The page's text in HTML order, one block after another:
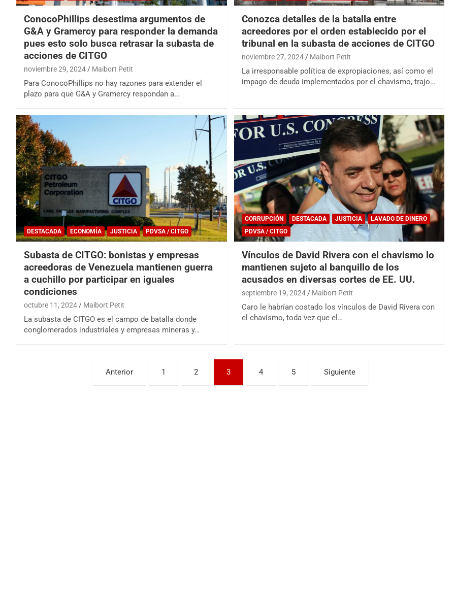
ConocoPhillips desestima argumentos de
G&A y Gramercy para responder la demanda
pues esto solo busca retrasar la subasta de
acciones de CITGO
noviembre 29, 2024 Maibort Petit
Para ConocoPhillips no hay razones para extender el
plazo para que G&A y Gramercy respondan a…
Conozca detalles de la batalla entre
acreedores por el orden establecido por el
tribunal en la subasta de acciones de CITGO
noviembre 27, 2024 Maibort Petit
La irresponsable política de expropiaciones, así como el
impago de deuda implementados por el chavismo, trajo…
DESTACADA ECONOMÍA JUSTICIA PDVSA / CITGO
Subasta de CITGO: bonistas y empresas
acreedoras de Venezuela mantienen guerra
a cuchillo por participar en iguales
condiciones
octubre 11, 2024 Maibort Petit
La subasta de CITGO es el campo de batalla donde
conglomerados industriales y empresas mineras y…
CORRUPCIÓN DESTACADA JUSTICIA
LAVADO DE DINERO
PDVSA / CITGO
Vínculos de David Rivera con el chavismo lo
mantienen sujeto al banquillo de los
acusados en diversas cortes de EE. UU.
septiembre 19, 2024 Maibort Petit
Caro le habrían costado los vínculos de David Rivera con
el chavismo, toda vez que el…
Anterior 1 2 3 4 5 Siguiente